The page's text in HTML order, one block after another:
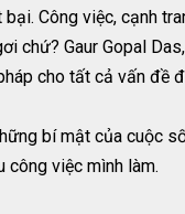
Công việc, cạnh
chứ? Gaur Gopal
cho tất cả vấn đề
bí mật của cuộc
công việc mình làm.